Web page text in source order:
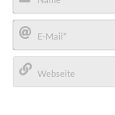
Name*
E-
Mail*